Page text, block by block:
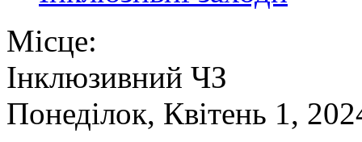
Місце:
Інклюзивний ЧЗ
Понеділок, Квітень 1,